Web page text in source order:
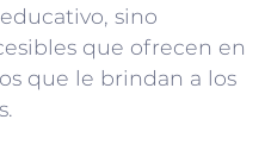
sino
que ofrecen en
que le brindan a los